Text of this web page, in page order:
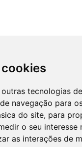
tecnologias
navegação para
do site, para
o seu
as interações de